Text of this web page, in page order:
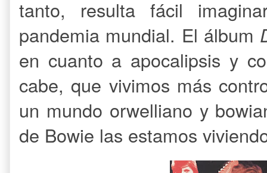
tanto, resulta fácil
pandemia mundial. El álbum
en cuanto a apocalipsis y
cabe, que vivimos más
un mundo orwelliano y
de Bowie las estamos